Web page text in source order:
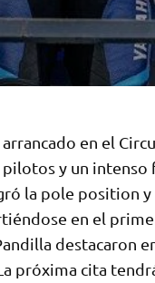
arrancado en el
y un intenso
la pole position y
en el
destacaron
próxima cita